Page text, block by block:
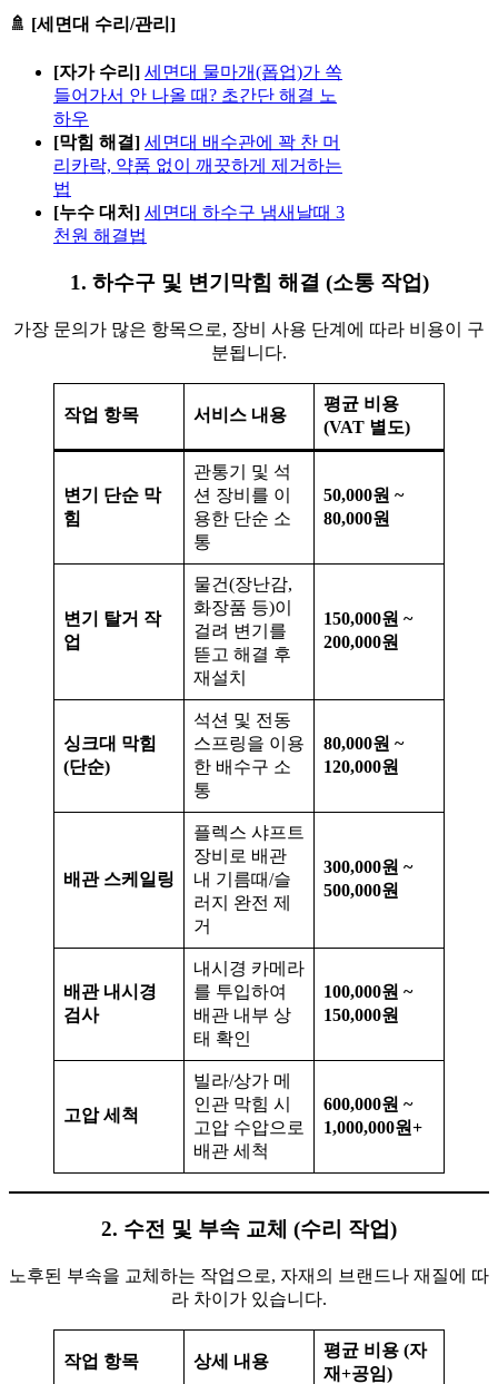
🚿 [세면대 수리/관리]
[자가 수리] 세면대 물마개(폽업)가 쏙
들어가서 안 나올 때? 초간단 해결 노
하우
[막힘 해결] 세면대 배수관에 꽉 찬 머
리카락, 약품 없이 깨끗하게 제거하는
법
[누수 대처] 세면대 하수구 냄새날때 3
천원 해결법
1. 하수구 및 변기막힘 해결 (소통 작업)
가장 문의가 많은 항목으로, 장비 사용 단계에 따라 비용이 구
분됩니다.
작업 항목 서비스 내용
평균 비용
(VAT 별도)
변기 단순 막
힘
관통기 및 석
션 장비를 이
용한 단순 소
통
50,000원 ~
80,000원
변기 탈거 작
업
물건(장난감,
화장품 등)이
걸려 변기를
뜯고 해결 후
재설치
150,000원 ~
200,000원
싱크대 막힘
(단순)
석션 및 전동
스프링을 이용
한 배수구 소
통
80,000원 ~
120,000원
배관 스케일링
플렉스 샤프트
장비로 배관
내 기름때/슬
러지 완전 제
거
300,000원 ~
500,000원
배관 내시경
검사
내시경 카메라
를 투입하여
배관 내부 상
태 확인
100,000원 ~
150,000원
고압 세척
빌라/상가 메
인관 막힘 시
고압 수압으로
배관 세척
600,000원 ~
1,000,000원+
2. 수전 및 부속 교체 (수리 작업)
노후된 부속을 교체하는 작업으로, 자재의 브랜드나 재질에 따
라 차이가 있습니다.
작업 항목 상세 내용
평균 비용 (자
재+공임)